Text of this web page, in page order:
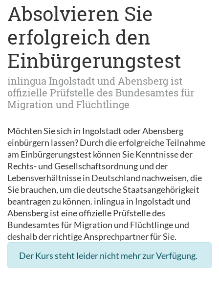
Absolvieren Sie
erfolgreich den
Einbürgerungstest
inlingua Ingolstadt und Abensberg ist
offizielle Prüfstelle des Bundesamtes für
Migration und Flüchtlinge
Möchten Sie sich in Ingolstadt oder Abensberg
einbürgern lassen? Durch die erfolgreiche Teilnahme
am Einbürgerungstest können Sie Kenntnisse der
Rechts- und Gesellschaftsordnung und der
Lebensverhältnisse in Deutschland nachweisen, die
Sie brauchen, um die deutsche Staatsangehörigkeit
beantragen zu können. inlingua in Ingolstadt und
Abensberg ist eine offizielle Prüfstelle des
Bundesamtes für Migration und Flüchtlinge und
deshalb der richtige Ansprechpartner für Sie.
Der Kurs steht leider nicht mehr zur Verfügung.